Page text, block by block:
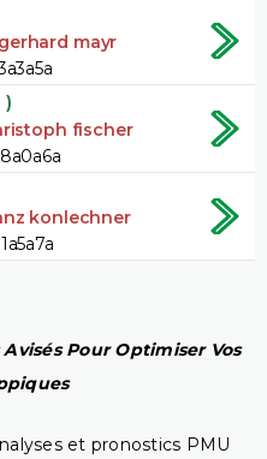
mayr
)
fischer
konlechner
Pour Optimiser Vos
et pronostics PMU